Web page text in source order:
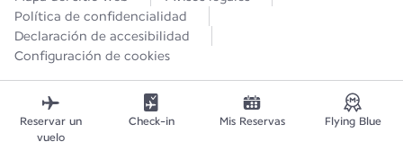
Política de confidencialidad
Declaración de accesibilidad
Configuración de cookies
Reservar un
vuelo
Check-in Mis Reservas Flying Blue